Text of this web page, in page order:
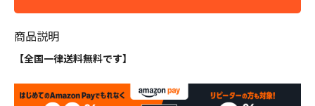
商品説明
【全国一律送料無料です】